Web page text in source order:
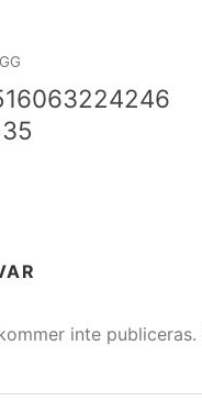
inte publiceras.